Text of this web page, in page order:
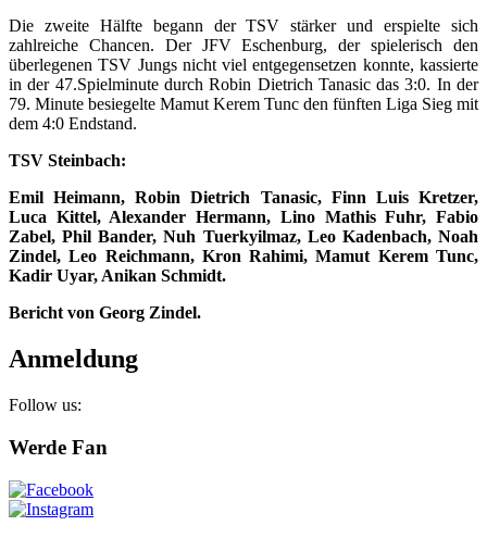
Die zweite Hälfte begann der TSV stärker und erspielte sich
zahlreiche Chancen. Der JFV Eschenburg, der spielerisch den
überlegenen TSV Jungs nicht viel entgegensetzen konnte, kassierte
in der 47.Spielminute durch Robin Dietrich Tanasic das 3:0. In der
79. Minute besiegelte Mamut Kerem Tunc den fünften Liga Sieg mit
dem 4:0 Endstand.
TSV Steinbach:
Emil Heimann, Robin Dietrich Tanasic, Finn Luis Kretzer,
Luca Kittel, Alexander Hermann, Lino Mathis Fuhr, Fabio
Zabel, Phil Bander, Nuh Tuerkyilmaz, Leo Kadenbach, Noah
Zindel, Leo Reichmann, Kron Rahimi, Mamut Kerem Tunc,
Kadir Uyar, Anikan Schmidt.
Bericht von Georg Zindel.
Anmeldung
Follow us:
Werde Fan